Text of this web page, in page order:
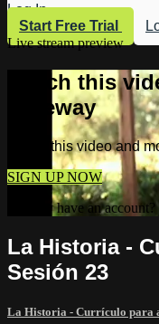
Log In
Start Free Trial
Live stream preview
Watch this
Gateway
Watch this video and
SIGN UP NOW
Already have an account?
La Historia -
Sesión 23
La Historia - Currículo para